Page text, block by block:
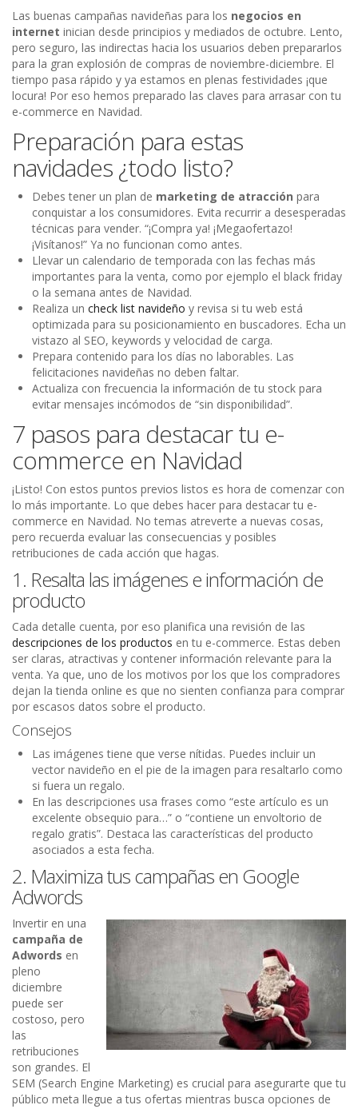
Las buenas campañas navideñas para los negocios en
internet inician desde principios y mediados de octubre. Lento,
pero seguro, las indirectas hacia los usuarios deben prepararlos
para la gran explosión de compras de noviembre-diciembre. El
tiempo pasa rápido y ya estamos en plenas festividades ¡que
locura! Por eso hemos preparado las claves para arrasar con tu
e-commerce en Navidad.
Preparación para estas
navidades ¿todo listo?
Debes tener un plan de marketing de atracción para
conquistar a los consumidores. Evita recurrir a desesperadas
técnicas para vender. “¡Compra ya! ¡Megaofertazo!
¡Visítanos!” Ya no funcionan como antes.
Llevar un calendario de temporada con las fechas más
importantes para la venta, como por ejemplo el black friday
o la semana antes de Navidad.
Realiza un check list navideño y revisa si tu web está
optimizada para su posicionamiento en buscadores. Echa un
vistazo al SEO, keywords y velocidad de carga.
Prepara contenido para los días no laborables. Las
felicitaciones navideñas no deben faltar.
Actualiza con frecuencia la información de tu stock para
evitar mensajes incómodos de “sin disponibilidad”.
7 pasos para destacar tu e-
commerce en Navidad
¡Listo! Con estos puntos previos listos es hora de comenzar con
lo más importante. Lo que debes hacer para destacar tu e-
commerce en Navidad. No temas atreverte a nuevas cosas,
pero recuerda evaluar las consecuencias y posibles
retribuciones de cada acción que hagas.
1. Resalta las imágenes e información de
producto
Cada detalle cuenta, por eso planifica una revisión de las
descripciones de los productos en tu e-commerce. Estas deben
ser claras, atractivas y contener información relevante para la
venta. Ya que, uno de los motivos por los que los compradores
dejan la tienda online es que no sienten confianza para comprar
por escasos datos sobre el producto.
Consejos
Las imágenes tiene que verse nítidas. Puedes incluir un
vector navideño en el pie de la imagen para resaltarlo como
si fuera un regalo.
En las descripciones usa frases como “este artículo es un
excelente obsequio para…” o “contiene un envoltorio de
regalo gratis”. Destaca las características del producto
asociados a esta fecha.
2. Maximiza tus campañas en Google
Adwords
Invertir en una
campaña de
Adwords en
pleno
diciembre
puede ser
costoso, pero
las
retribuciones
son grandes. El
SEM (Search Engine Marketing) es crucial para asegurarte que tu
público meta llegue a tus ofertas mientras busca opciones de